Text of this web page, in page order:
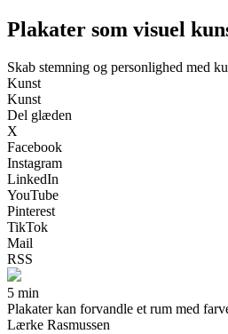
Plakater som visuel
Skab stemning og personlighed med
Kunst
Kunst
Del glæden
X
Facebook
Instagram
LinkedIn
YouTube
Pinterest
TikTok
Mail
RSS
5 min
Plakater kan forvandle et rum med
Lærke Rasmussen